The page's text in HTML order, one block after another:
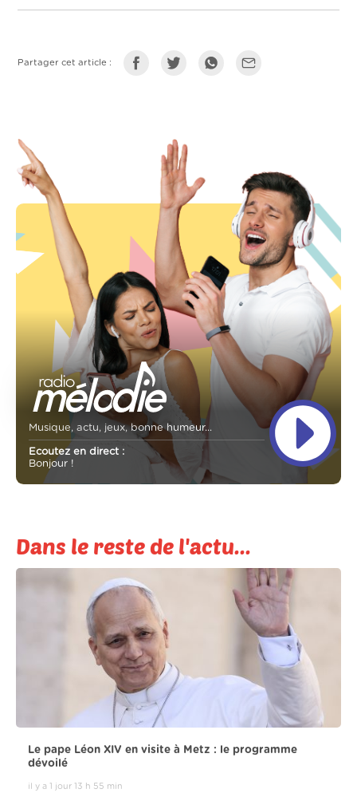
Partager cet article :
Musique, actu, jeux, bonne humeur...
Ecoutez en direct :
Bonjour !
Dans le reste de l'actu...
Le pape Léon XIV en visite à Metz : le programme
dévoilé
il y a 1 jour 13 h 55 min